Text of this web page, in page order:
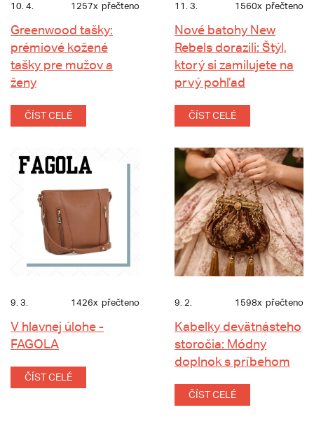
10. 4. 1257x přečteno
Greenwood tašky:
prémiové kožené
tašky pre mužov a
ženy
ČÍST CELÉ
11. 3. 1560x přečteno
Nové batohy New
Rebels dorazili: Štýl,
ktorý si zamilujete na
prvý pohľad
ČÍST CELÉ
9. 3. 1426x přečteno
V hlavnej úlohe -
FAGOLA
ČÍST CELÉ
9. 2. 1598x přečteno
Kabelky devätnásteho
storočia: Módny
doplnok s príbehom
ČÍST CELÉ